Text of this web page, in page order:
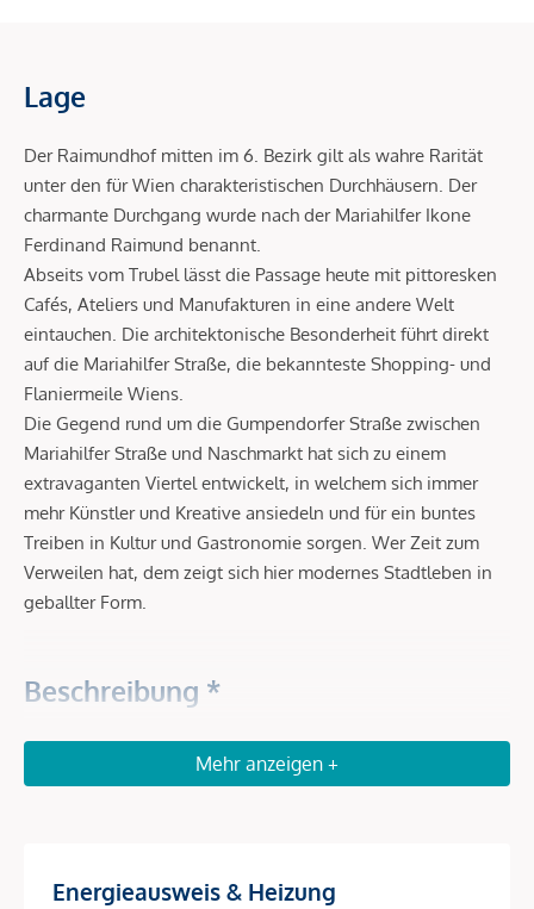
Lage
Der Raimundhof mitten im 6. Bezirk gilt als wahre Rarität
unter den für Wien charakteristischen Durchhäusern. Der
charmante Durchgang wurde nach der Mariahilfer Ikone
Ferdinand Raimund benannt.
Abseits vom Trubel lässt die Passage heute mit pittoresken
Cafés, Ateliers und Manufakturen in eine andere Welt
eintauchen. Die architektonische Besonderheit führt direkt
auf die Mariahilfer Straße, die bekannteste Shopping- und
Flaniermeile Wiens.
Die Gegend rund um die Gumpendorfer Straße zwischen
Mariahilfer Straße und Naschmarkt hat sich zu einem
extravaganten Viertel entwickelt, in welchem sich immer
mehr Künstler und Kreative ansiedeln und für ein buntes
Treiben in Kultur und Gastronomie sorgen. Wer Zeit zum
Verweilen hat, dem zeigt sich hier modernes Stadtleben in
geballter Form.
Beschreibung *
VORSORGEN in SERVICED APARTMENTS – Das RAY
Mieterträge sowie für einen sorgenfreien Rundum-Service.
Mehr anzeigen +
Energieausweis & Heizung